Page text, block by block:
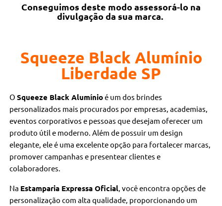
Conseguimos deste modo assessorá-lo na
divulgação da sua marca.
Squeeze Black Alumínio
Liberdade SP
OSqueeze Black Alumínioé um dos brindes
personalizados mais procurados por empresas, academias,
eventos corporativos e pessoas que desejam oferecer um
produto útil e moderno. Além de possuir um design
elegante, ele é uma excelente opção para fortalecer marcas,
promover campanhas e presentear clientes e
colaboradores.
Na Estamparia Expressa Oficial, você encontra opções de
personalização com alta qualidade, proporcionando um